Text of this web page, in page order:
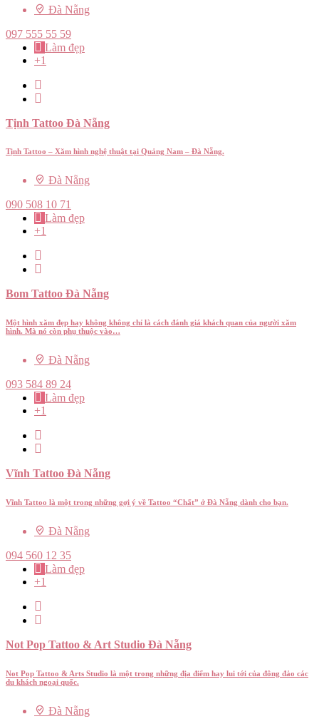
Đà Nẵng
097 555 55 59
Làm đẹp
+1
Tịnh Tattoo Đà Nẵng
Tịnh Tattoo – Xăm hình nghệ thuật tại Quảng Nam – Đà Nẵng.
Đà Nẵng
090 508 10 71
Làm đẹp
+1
Bom Tattoo Đà Nẵng
Một hình xăm đẹp hay không không chỉ là cách đánh giá khách quan của người xăm
hình. Mà nó còn phụ thuộc vào…
Đà Nẵng
093 584 89 24
Làm đẹp
+1
Vĩnh Tattoo Đà Nẵng
Vĩnh Tattoo là một trong những gợi ý về Tattoo “Chất” ở Đà Nẵng dành cho bạn.
Đà Nẵng
094 560 12 35
Làm đẹp
+1
Not Pop Tattoo & Art Studio Đà Nẵng
Not Pop Tattoo & Arts Studio là một trong những địa điểm hay lui tới của đông đảo các
du khách ngoại quốc.
Đà Nẵng